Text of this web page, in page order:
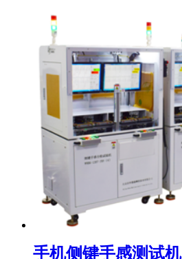
手机侧键手感测试机